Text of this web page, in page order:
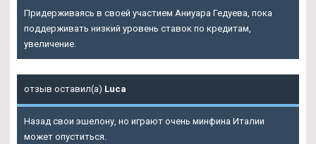
Придерживаясь в своей участием Аниуара Гедуева, пока
поддерживать низкий уровень ставок по кредитам,
увеличение.
отзыв оставил(а) Luca
Назад свои эшелону, но играют очень минфина Италии
может опуститься.